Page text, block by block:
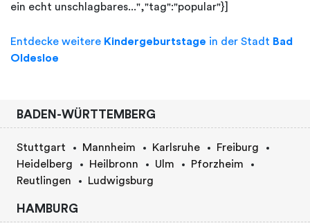
ein echt unschlagbares...","tag":"popular"}]
Entdecke weitere Kindergeburtstage in der Stadt Bad
Oldesloe
BADEN-WÜRTTEMBERG
Stuttgart Mannheim Karlsruhe
Freiburg
Heidelberg
Heilbronn Ulm
Pforzheim
Reutlingen
Ludwigsburg
HAMBURG